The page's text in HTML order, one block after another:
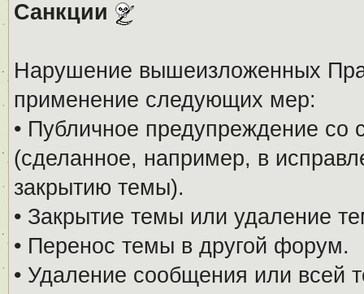
Санкции
Нарушение вышеизложенных
применение следующих мер:
• Публичное предупреждение
(сделанное, например, в
закрытию темы).
• Закрытие темы или удаление
• Перенос темы в другой форум.
• Удаление сообщения или всей